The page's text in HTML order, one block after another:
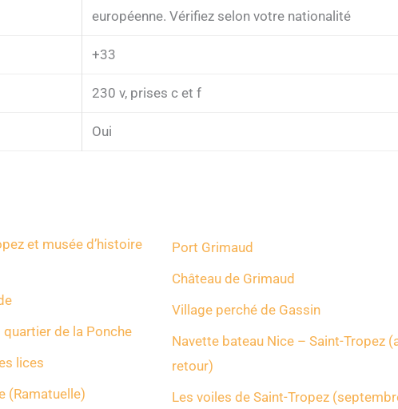
européenne. Vérifiez selon votre nationalité
+33
230 v, prises c et f
Oui
et musée d’histoire
de la Ponche
lices
(Ramatuelle)
Port Grimaud
Château de Grimaud
Village perché de Gassin
Navette bateau Nice – Saint-Tropez
retour)
Les voiles de Saint-Tropez